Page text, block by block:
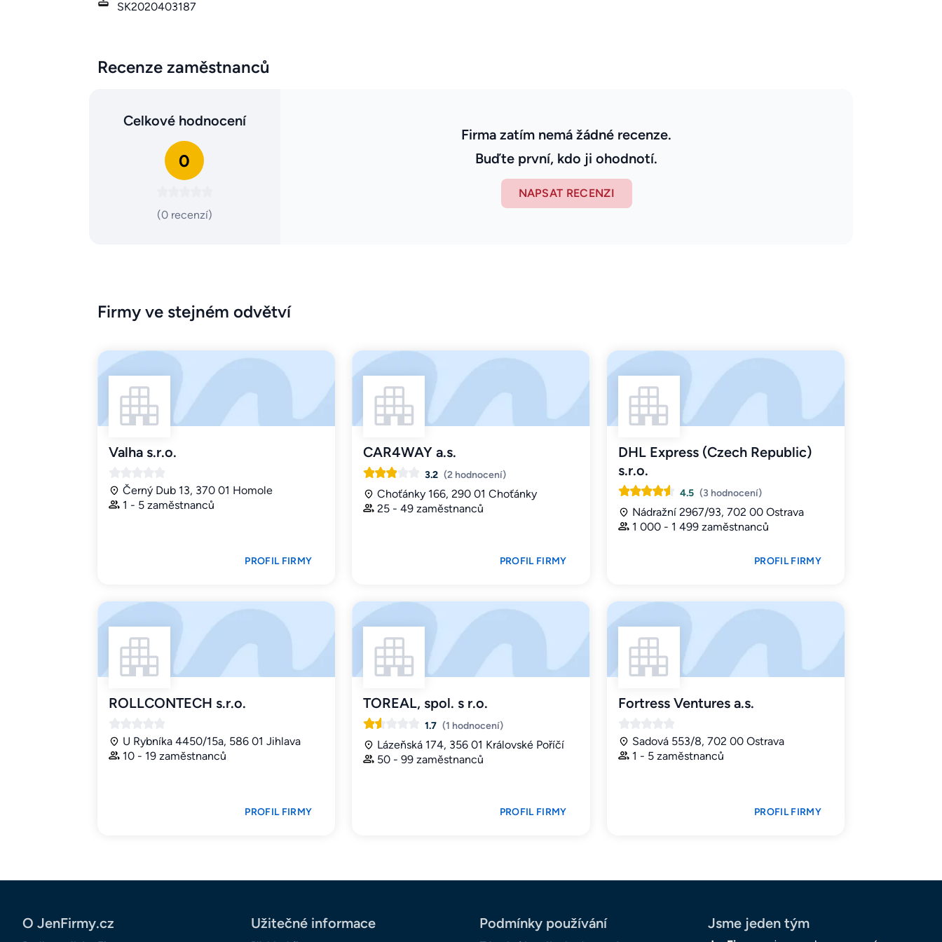
SK2020403187
Recenze zaměstnanců
Celkové hodnocení
0
(0 recenzí)
Firma zatím nemá žádné recenze.
Buďte první, kdo ji ohodnotí.
NAPSAT RECENZI
Firmy ve stejném odvětví
Valha s.r.o.
Černý Dub 13, 370 01 Homole
1 - 5 zaměstnanců
PROFIL FIRMY
CAR4WAY a.s.
3.2 (2 hodnocení)
Choťánky 166, 290 01 Choťánky
25 - 49 zaměstnanců
PROFIL FIRMY
DHL Express (Czech Republic)
s.r.o.
4.5 (3 hodnocení)
Nádražní 2967/93, 702 00 Ostrava
1 000 - 1 499 zaměstnanců
PROFIL FIRMY
ROLLCONTECH s.r.o.
U Rybníka 4450/15a, 586 01 Jihlava
10 - 19 zaměstnanců
PROFIL FIRMY
TOREAL, spol. s r.o.
1.7 (1 hodnocení)
Lázeňská 174, 356 01 Královské Poříčí
50 - 99 zaměstnanců
PROFIL FIRMY
Fortress Ventures a.s.
Sadová 553/8, 702 00 Ostrava
1 - 5 zaměstnanců
PROFIL FIRMY
O JenFirmy.cz Užitečné informace Podmínky používání Jsme jeden tým